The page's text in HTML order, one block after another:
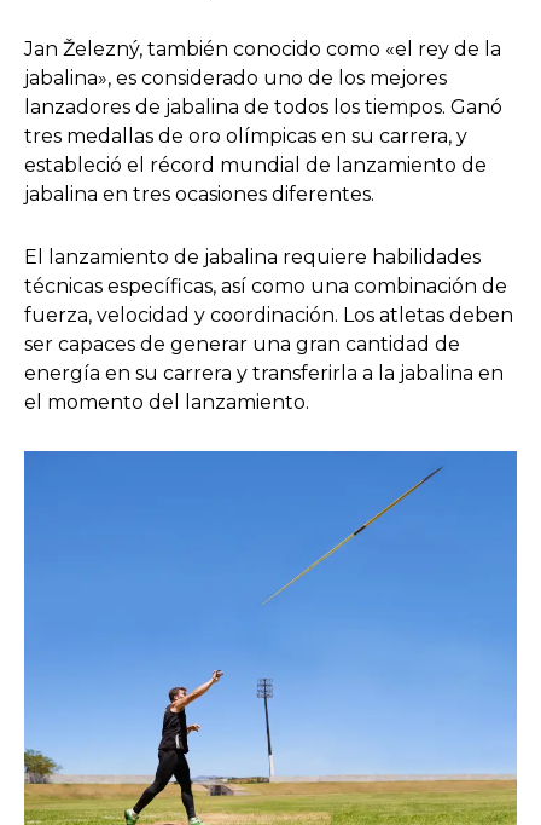
Jan Železný, también conocido como «el rey de la
jabalina», es considerado uno de los mejores
lanzadores de jabalina de todos los tiempos. Ganó
tres medallas de oro olímpicas en su carrera, y
estableció el récord mundial de lanzamiento de
jabalina en tres ocasiones diferentes.
El lanzamiento de jabalina requiere habilidades
técnicas específicas, así como una combinación de
fuerza, velocidad y coordinación. Los atletas deben
ser capaces de generar una gran cantidad de
energía en su carrera y transferirla a la jabalina en
el momento del lanzamiento.